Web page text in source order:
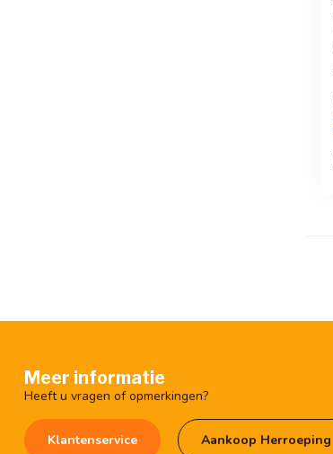
Meer informatie
Heeft u vragen of opmerkingen?
Klantenservice Aankoop Herroeping